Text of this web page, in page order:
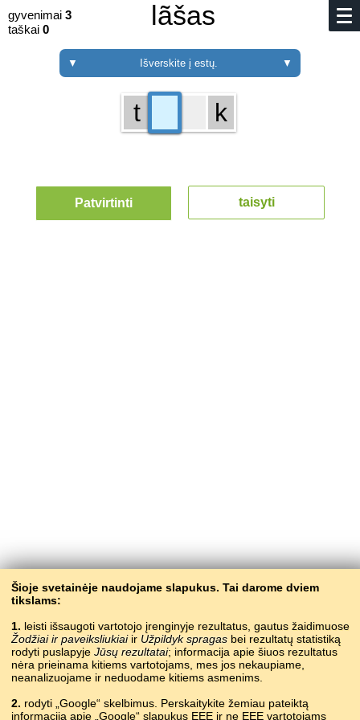
gyvenimai 3
taškai 0 lãšas
▼ Išverskite į estų. ▼
Šioje svetainėje naudojame slapukus. Tai darome dviem
tikslams:
1. leisti išsaugoti vartotojo įrenginyje rezultatus, gautus žaidimuose
Žodžiai ir paveiksliukiaiir Užpildyk spragas bei rezultatų statistiką
rodyti puslapyje Jūsų rezultatai; informacija apie šiuos rezultatus
nėra prieinama kitiems vartotojams, mes jos nekaupiame,
neanalizuojame ir neduodame kitiems asmenims.
2. rodyti „Google“ skelbimus. Perskaitykite žemiau pateiktą
informaciją apie „Google“ slapukus EEE ir ne EEE vartotojams